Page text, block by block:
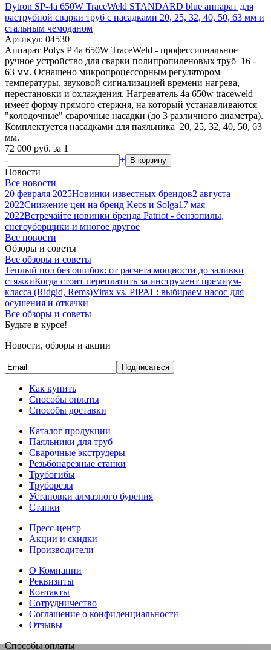
Dytron SP-4a 650W TraceWeld STANDARD blue аппарат для
раструбной сварки труб с насадками 20, 25, 32, 40, 50, 63 мм и
стальным чемоданом
Артикул: 04530
Аппарат Polys P 4a 650W TraceWeld - профессиональное
ручное устройство для сварки полипропиленовых труб 16 -
63 мм. Оснащено микропроцессорным регулятором
температуры, звуковой сигнализацией времени нагрева,
перестановки и охлаждения. Нагреватель 4a 650w traceweld
имеет форму прямого стержня, на который устанавливаются
"колодочные" сварочные насадки (до 3 различного диаметра).
Комплектуется насадками для паяльника 20, 25, 32, 40, 50, 63
мм.
72 000 руб. за 1
-
+ В корзину
Новости
Все новости
20 февраля 2025Новинки известных брендов2 августа
2022Снижение цен на бренд Keos и Solga17 мая
2022Встречайте новинки бренда Patriot - бензопилы,
снегоуборщики и многое другое
Все новости
Обзоры и советы
Все обзоры и советы
Теплый пол без ошибок: от расчета мощности до заливки
стяжкиКогда стоит переплатить за инструмент премиум-
класса (Ridgid, Rems)Virax vs. PIPAL: выбираем насос для
осушения и откачки
Все обзоры и советы
Будьте в курсе!
Новости, обзоры и акции
Подписаться
Как купить
Способы оплаты
Способы доставки
Каталог продукции
Паяльники для труб
Сварочные экструдеры
Резьбонарезные станки
Трубогибы
Труборезы
Установки алмазного бурения
Станки
Пресс-центр
Акции и скидки
Производители
О Компании
Реквизиты
Контакты
Сотрудничество
Соглашение о конфиденциальности
Отзывы
Способы оплаты